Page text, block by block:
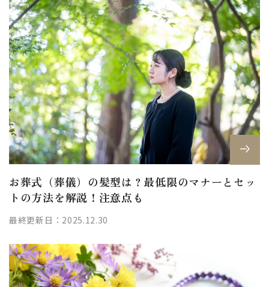
お葬式（葬儀）の髪型は？最低限のマナーとセッ
トの方法を解説！注意点も
最終更新日：2025.12.30